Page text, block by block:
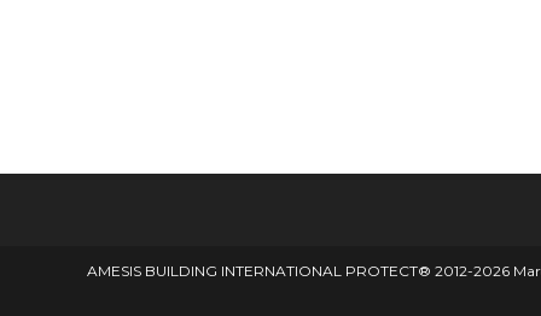
AMESIS BUILDING INTERNATIONAL PROTECT® 2012-2026